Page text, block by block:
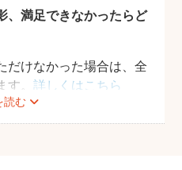
、満足できなかったらど
読む
だけなかった場合は、全
す。詳しくはこちら